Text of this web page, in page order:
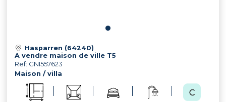
Hasparren (64240)
A vendre maison de ville T5
Ref: GNI557623
Maison / villa